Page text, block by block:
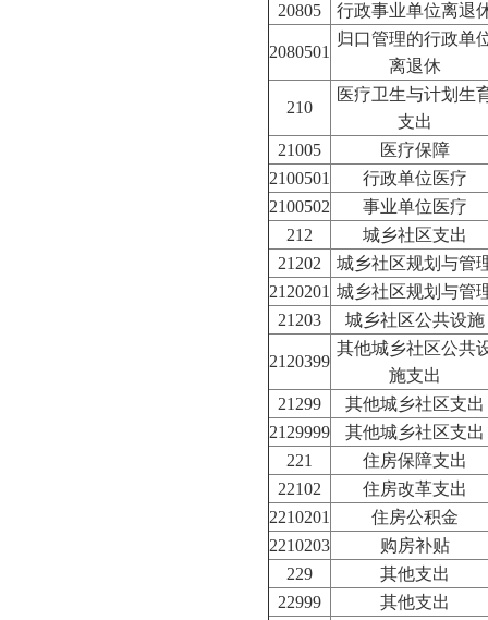
20805
行政事业单位离退
2080501
归口管理的行政单
离退休
210
医疗卫生与计划生
支出
21005
医疗保障
2100501
行政单位医疗
2100502
事业单位医疗
212
城乡社区支出
21202
城乡社区规划与管
2120201 城乡社区规划与管
21203
城乡社区公共设施
2120399
其他城乡社区公共
施支出
21299
其他城乡社区支出
2129999
其他城乡社区支出
221
住房保障支出
22102
住房改革支出
2210201
住房公积金
2210203
购房补贴
229
其他支出
22999
其他支出